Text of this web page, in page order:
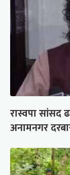
रास्वपा सांसद
अनामनगर